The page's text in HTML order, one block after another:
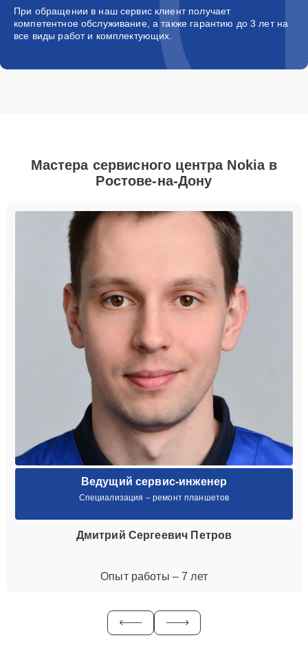
При обращении в наш сервис клиент получает
компетентное обслуживание, а также гарантию до 3 лет на
все виды работ и комплектующих.
Мастера сервисного центра Nokia в
Ростове-на-Дону
Ведущий сервис-инженер
Специализация – ремонт планшетов
Дмитрий Сергеевич Петров
Опыт работы – 7 лет